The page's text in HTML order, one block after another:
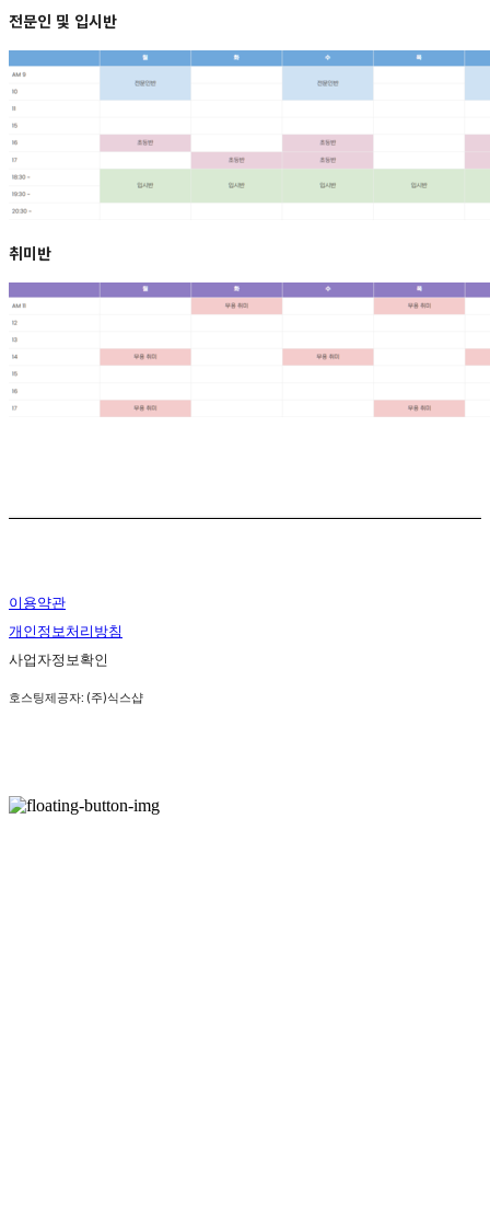
전문인 및 입시반
취미반
이용약관
개인정보처리방침
사업자정보확인
호스팅제공자: (주)식스샵